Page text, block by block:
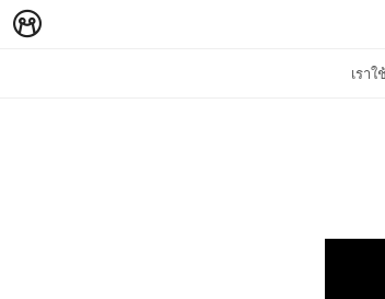
เรา